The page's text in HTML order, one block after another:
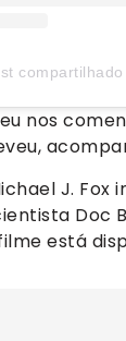
nos
J.
Doc
está